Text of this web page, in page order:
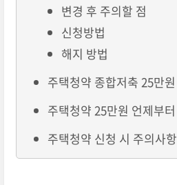
변경 후 주의할 점
신청방법
해지 방법
주택청약 종합저축 25만원
주택청약 25만원 언제부터
주택청약 신청 시 주의사항